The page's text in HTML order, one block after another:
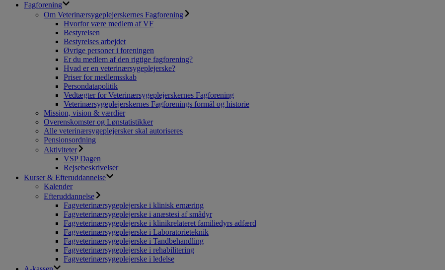
Fagforening
Om Veterinærsygeplejerskernes Fagforening
Hvorfor være medlem af VF
Bestyrelsen
Bestyrelses arbejdet
Øvrige personer i foreningen
Er du medlem af den rigtige fagforening?
Hvad er en veterinærsygeplejerske?
Priser for medlemsskab
Persondatapolitik
Vedtægter for Veterinærsygeplejerskernes Fagforening
Veterinærsygeplejerskernes Fagforenings formål og historie
Mission, vision & værdier
Overenskomster og Lønstatistikker
Alle veterinærsygeplejersker skal autoriseres
Pensionsordning
Aktiviteter
VSP Dagen
Rejsebeskrivelser
Kurser & Efteruddannelse
Kalender
Efteruddannelse
Fagveterinærsygeplejerske i klinisk ernæring
Fagveterinærsygeplejerske i anæstesi af smådyr
Fagveterinærsygeplejerske i klinikrelateret familiedyrs adfærd
Fagveterinærsygeplejerske i Laboratorieteknik
Fagveterinærsygeplejerske i Tandbehandling
Fagveterinærsygeplejerske i rehabilitering
Fagveterinærsygeplejerske i ledelse